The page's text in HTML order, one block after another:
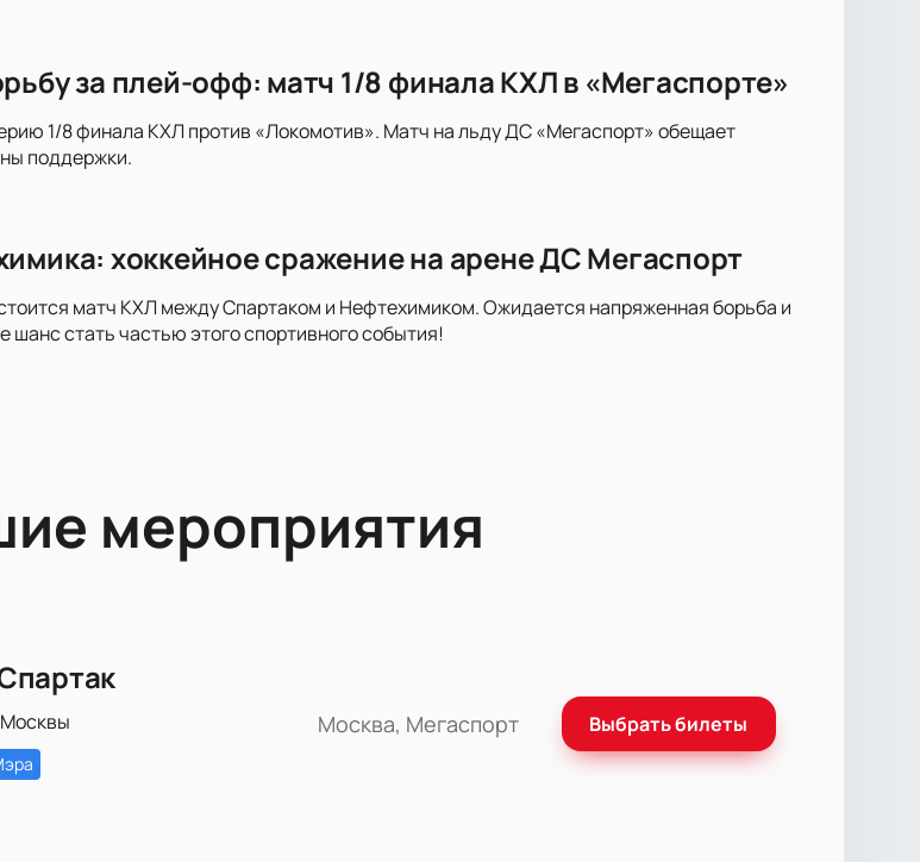
за плей-офф: матч 1/8 финала КХЛ в «Мегаспорте»
1/8 финала КХЛ против «Локомотив». Матч на льду ДС «Мегаспорт» обещает
поддержки.
хоккейное сражение на арене ДС Мегаспорт
матч КХЛ между Спартаком и Нефтехимиком. Ожидается напряженная борьба и
шанс стать частью этого спортивного события!
мероприятия
Москва, Мегаспорт Выбрать билеты